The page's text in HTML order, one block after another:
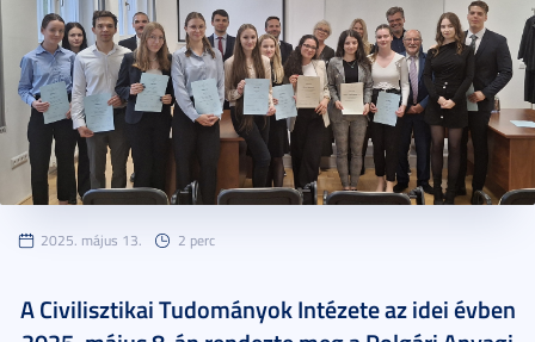
2025. május 13. 2 perc
A Civilisztikai Tudományok Intézete az idei évben